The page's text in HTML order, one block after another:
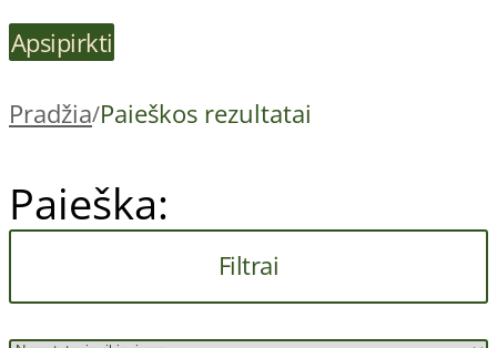
Apsipirkti
Pradžia/Paieškos rezultatai
Paieška:
Filtrai